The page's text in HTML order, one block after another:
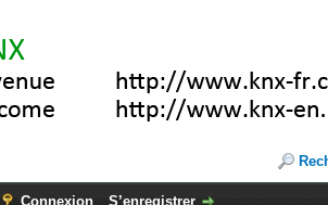
Connexion S’enregistrer